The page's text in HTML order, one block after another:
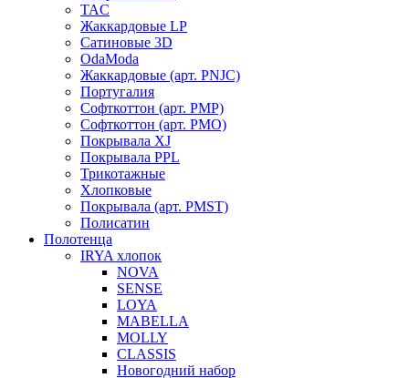
TAC
Жаккардовые LP
Сатиновые 3D
OdaModa
Жаккардовые (арт. PNJC)
Португалия
Софткоттон (арт. PMP)
Софткоттон (арт. PMO)
Покрывала XJ
Покрывала PPL
Трикотажные
Хлопковые
Покрывала (арт. PMST)
Полисатин
Полотенца
IRYA хлопок
NOVA
SENSE
LOYA
MABELLA
MOLLY
CLASSIS
Новогодний набор